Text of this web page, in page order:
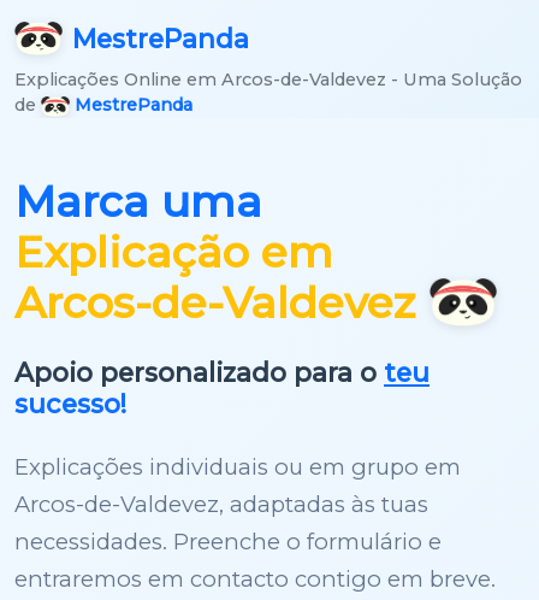
MestrePanda
Explicações Online em Arcos-de-Valdevez - Uma Solução
de
MestrePanda
Marca uma
Explicação em
Arcos-de-Valdevez
Apoio personalizado para o teu
sucesso!
Explicações individuais ou em grupo em
Arcos-de-Valdevez, adaptadas às tuas
necessidades. Preenche o formulário e
entraremos em contacto contigo em breve.